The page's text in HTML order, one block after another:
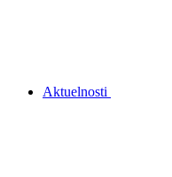
Aktuelnosti